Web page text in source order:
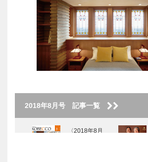
2018年8月号 記事一覧
〈2018年8月